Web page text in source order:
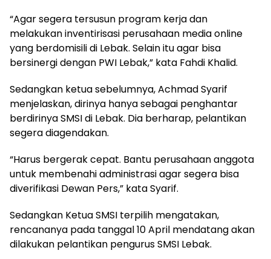
“Agar segera tersusun program kerja dan
melakukan inventirisasi perusahaan media online
yang berdomisili di Lebak. Selain itu agar bisa
bersinergi dengan PWI Lebak,” kata Fahdi Khalid.
Sedangkan ketua sebelumnya, Achmad Syarif
menjelaskan, dirinya hanya sebagai penghantar
berdirinya SMSI di Lebak. Dia berharap, pelantikan
segera diagendakan.
“Harus bergerak cepat. Bantu perusahaan anggota
untuk membenahi administrasi agar segera bisa
diverifikasi Dewan Pers,” kata Syarif.
Sedangkan Ketua SMSI terpilih mengatakan,
rencananya pada tanggal 10 April mendatang akan
dilakukan pelantikan pengurus SMSI Lebak.